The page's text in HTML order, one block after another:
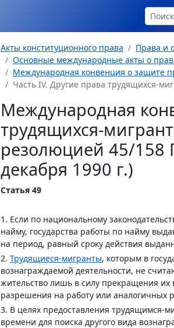
Акты конституционного права
Права и
Основные международные акты о
Международная конвенция о защите
Часть IV. Другие права трудящихся-
Международная
трудящихся-
резолюцией 45/158
декабря 1990 г.)
Статья 49
1. Если по национальному
найму, государства работы по найму
на период, равный сроку действия
2. Трудящиеся-мигранты, которым в
вознаграждаемой деятельности, не
жительство лишь в силу прекращения их
разрешения на работу или аналогичных
3. В целях предоставления трудящимся-
времени для поиска другого вида